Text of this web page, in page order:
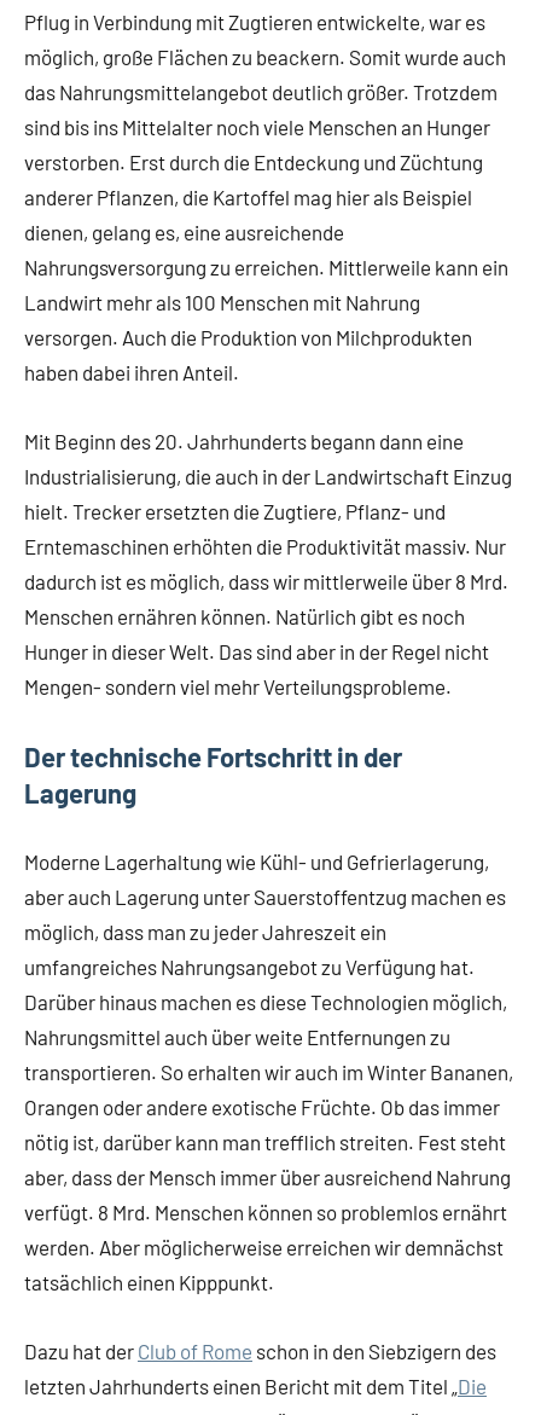
Pflug in Verbindung mit Zugtieren entwickelte, war es
möglich, große Flächen zu beackern. Somit wurde auch
das Nahrungsmittelangebot deutlich größer. Trotzdem
sind bis ins Mittelalter noch viele Menschen an Hunger
verstorben. Erst durch die Entdeckung und Züchtung
anderer Pflanzen, die Kartoffel mag hier als Beispiel
dienen, gelang es, eine ausreichende
Nahrungsversorgung zu erreichen. Mittlerweile kann ein
Landwirt mehr als 100 Menschen mit Nahrung
versorgen. Auch die Produktion von Milchprodukten
haben dabei ihren Anteil.
Mit Beginn des 20. Jahrhunderts begann dann eine
Industrialisierung, die auch in der Landwirtschaft Einzug
hielt. Trecker ersetzten die Zugtiere, Pflanz- und
Erntemaschinen erhöhten die Produktivität massiv. Nur
dadurch ist es möglich, dass wir mittlerweile über 8 Mrd.
Menschen ernähren können. Natürlich gibt es noch
Hunger in dieser Welt. Das sind aber in der Regel nicht
Mengen- sondern viel mehr Verteilungsprobleme.
Der technische Fortschritt in der
Lagerung
Moderne Lagerhaltung wie Kühl- und Gefrierlagerung,
aber auch Lagerung unter Sauerstoffentzug machen es
möglich, dass man zu jeder Jahreszeit ein
umfangreiches Nahrungsangebot zu Verfügung hat.
Darüber hinaus machen es diese Technologien möglich,
Nahrungsmittel auch über weite Entfernungen zu
transportieren. So erhalten wir auch im Winter Bananen,
Orangen oder andere exotische Früchte. Ob das immer
nötig ist, darüber kann man trefflich streiten. Fest steht
aber, dass der Mensch immer über ausreichend Nahrung
verfügt. 8 Mrd. Menschen können so problemlos ernährt
werden. Aber möglicherweise erreichen wir demnächst
tatsächlich einen Kipppunkt.
Dazu hat der Club of Rome schon in den Siebzigern des
letzten Jahrhunderts einen Bericht mit dem Titel „Die